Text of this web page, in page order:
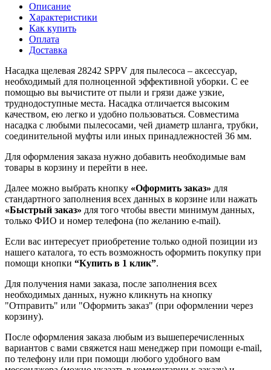
Описание
Характеристики
Как купить
Оплата
Доставка
Насадка щелевая 28242 SPPV для пылесоса – аксессуар,
необходимый для полноценной эффективной уборки. С ее
помощью вы вычистите от пыли и грязи даже узкие,
труднодоступные места. Насадка отличается высоким
качеством, ею легко и удобно пользоваться. Совместима
насадка с любыми пылесосами, чей диаметр шланга, трубки,
соединительной муфты или иных принадлежностей 36 мм.
Для оформления заказа нужно добавить необходимые вам
товары в корзину и перейти в нее.
Далее можно выбрать кнопку «Оформить заказ» для
стандартного заполнения всех данных в корзине или нажать
«Быстрый заказ» для того чтобы ввести минимум данных,
только ФИО и номер телефона (по желанию e-mail).
Если вас интересует приобретение только одной позиции из
нашего каталога, то есть возможность оформить покупку при
помощи кнопки “Купить в 1 клик”.
Для получения нами заказа, после заполнения всех
необходимых данных, нужно кликнуть на кнопку
"Отправить" или "Оформить заказ" (при оформлении через
корзину).
После оформления заказа любым из вышеперечисленных
вариантов с вами свяжется наш менеджер при помощи e-mail,
по телефону или при помощи любого удобного вам